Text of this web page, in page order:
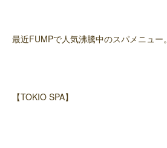
最近FUMPで人気沸騰中のスパメニュー。
【TOKIO SPA】